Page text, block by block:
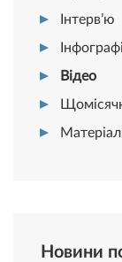
Інтерв’ю
Відео
Новини